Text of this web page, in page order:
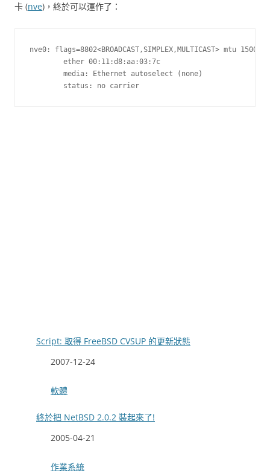
卡 (nve)，終於可以運作了：
nve0: flags=8802<BROADCAST,SIMPLEX,MULTICAST> mtu 1500
        ether 00:11:d8:aa:03:7c
        media: Ethernet autoselect (none)
        status: no carrier
Script: 取得 FreeBSD CVSUP 的更新狀態
日期
2007-12-24
關於
軟體
終於把 NetBSD 2.0.2 裝起來了!
日期
2005-04-21
關於
作業系統